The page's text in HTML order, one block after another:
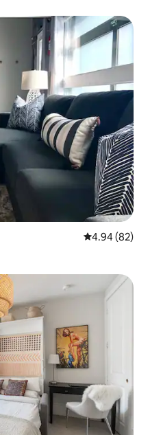
Calificación
4.94 (82)